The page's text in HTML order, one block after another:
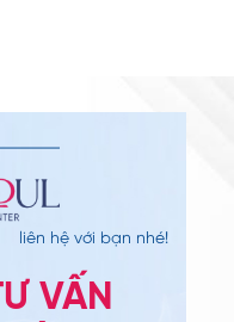
liên hệ với bạn nhé!
VẤN